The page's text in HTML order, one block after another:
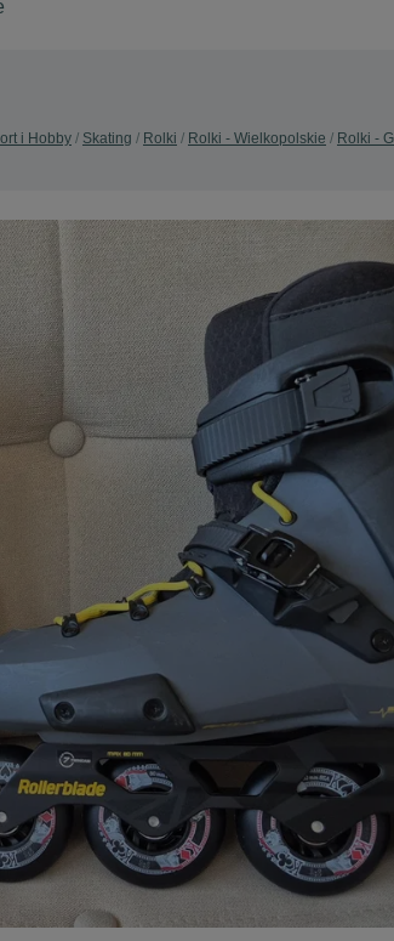
i Hobby Skating Rolki Rolki - Wielkopolskie Rolki -